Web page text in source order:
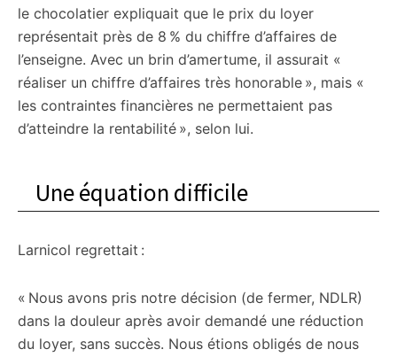
le chocolatier expliquait que le prix du loyer
représentait près de 8 % du chiffre d’affaires de
l’enseigne. Avec un brin d’amertume, il assurait «
réaliser un chiffre d’affaires très honorable », mais «
les contraintes financières ne permettaient pas
d’atteindre la rentabilité », selon lui.
Une équation difficile
Larnicol regrettait :
« Nous avons pris notre décision (de fermer, NDLR)
dans la douleur après avoir demandé une réduction
du loyer, sans succès. Nous étions obligés de nous